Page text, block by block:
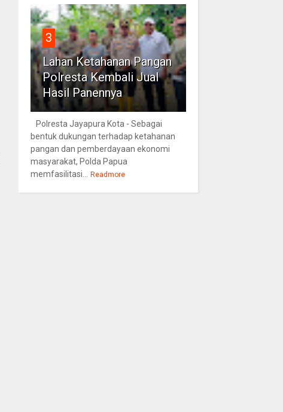
3
Lahan Ketahanan Pangan
Polresta Kembali Jual
Hasil Panennya
Polresta Jayapura Kota - Sebagai
bentuk dukungan terhadap ketahanan
pangan dan pemberdayaan ekonomi
masyarakat, Polda Papua
memfasilitasi...
Readmore